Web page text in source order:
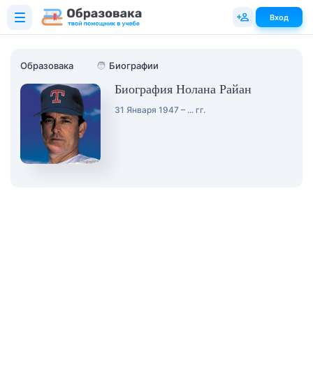
Образовака 🧑 Биографии
Биография Нолана Райан
31 Января 1947 – ... гг.
Вход